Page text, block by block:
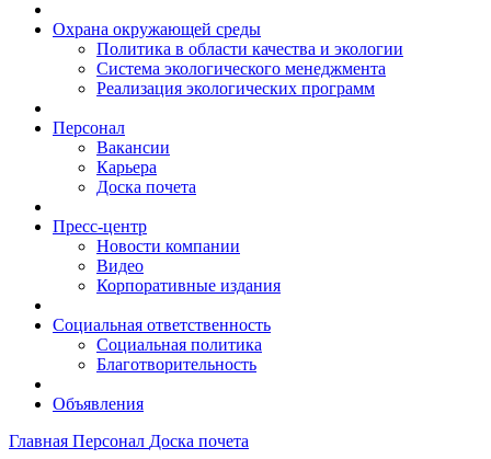
Охрана окружающей среды
Политика в области качества и экологии
Система экологического менеджмента
Реализация экологических программ
Персонал
Вакансии
Карьера
Доска почета
Пресс-центр
Новости компании
Видео
Корпоративные издания
Социальная ответственность
Социальная политика
Благотворительность
Объявления
Главная Персонал Доска почета